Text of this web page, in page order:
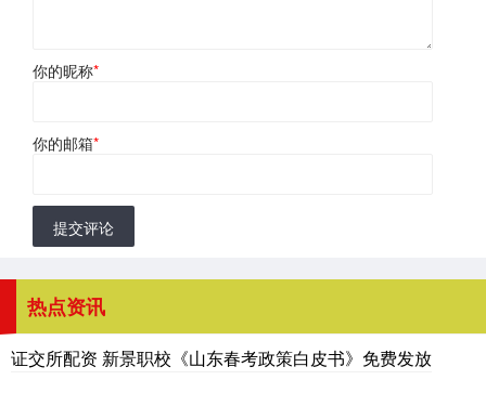
你的昵称*
你的邮箱*
提交评论
热点资讯
证交所配资 新景职校《山东春考政策白皮书》免费发放